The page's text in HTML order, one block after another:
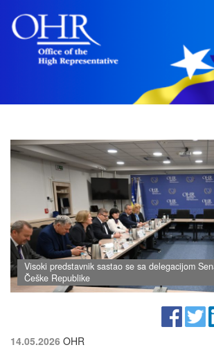
Visoki predstavnik sastao se sa delegacijom
Češke Republike
14.05.2026 OHR